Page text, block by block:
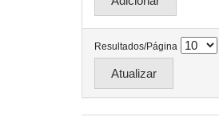
Resultados/Página